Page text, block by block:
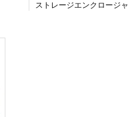
ストレージエンクロージャ